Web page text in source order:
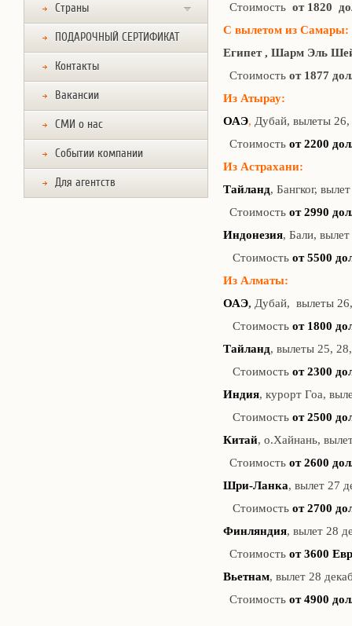
Страны
ПОДАРОЧНЫЙ СЕРТИФИКАТ
Контакты
Вакансии
СМИ о нас
Событии компании
Для агентств
Стоимость от 1820
С вылетом из Самары:
Египет , Шарм Эль
Стоимость от 1877
Из Атырау:
ОАЭ, Дубай, вылеты 26,
Стоимость от 2200
Из Астрахани:
Тайланд, Бангког,
Стоимость от 2990
Индонезия, Бали,
Стоимость от 5500
Из Алматы:
ОАЭ, Дубай, вылеты
Стоимость от 1800
Тайланд, вылеты 25,
Стоимость от 2300
Индия, курорт Гоа,
Стоимость от 2500
Китай, о.Хайнань,
Стоимость от 2600
Шри-Ланка, вылет 27
Стоимость от 2700
Финляндия, вылет 28
Стоимость от 3600
Вьетнам, вылет 28
Стоимость от 4900